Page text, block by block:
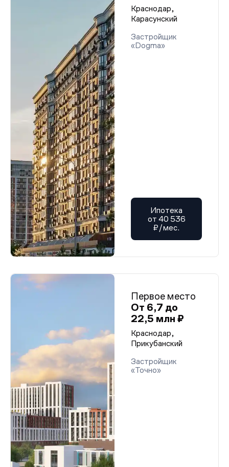
Краснодар,
Карасунский
Застройщик
«Dogma»
Ипотека
от 40 536
₽/мес.
Первое место
От 6,7 до
22,5 млн ₽
Краснодар,
Прикубанский
Застройщик
«Точно»